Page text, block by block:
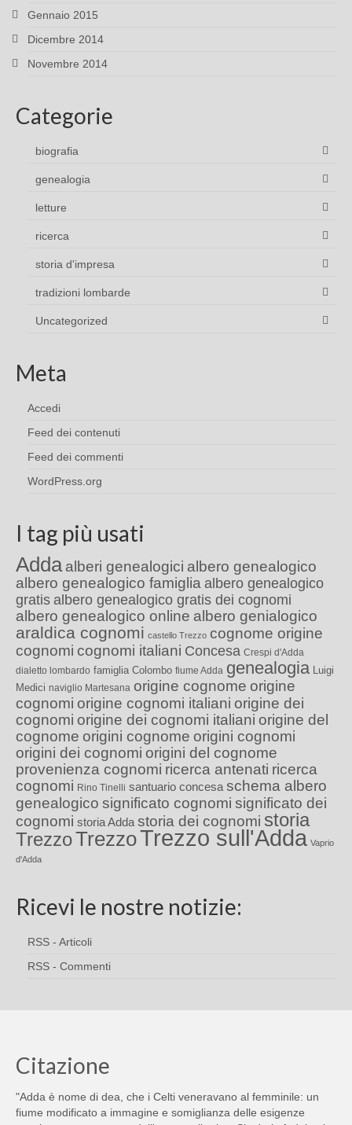
Gennaio 2015
Dicembre 2014
Novembre 2014
Categorie
biografia
genealogia
letture
ricerca
storia d'impresa
tradizioni lombarde
Uncategorized
Meta
Accedi
Feed dei contenuti
Feed dei commenti
WordPress.org
I tag più usati
Adda alberi genealogici albero genealogico
albero genealogico famiglia albero genealogico
gratis albero genealogico gratis dei cognomi
albero genealogico online albero genialogico
araldica cognomi castello Trezzo cognome origine
cognomi cognomi italiani Concesa Crespi d'Adda
dialetto lombardo famiglia Colombo fiume Adda genealogia Luigi
Medici naviglio Martesana origine cognome origine
cognomi origine cognomi italiani origine dei
cognomi origine dei cognomi italiani origine del
cognome origini cognome origini cognomi
origini dei cognomi origini del cognome
provenienza cognomi ricerca antenati ricerca
cognomi Rino Tinelli santuario concesa schema albero
genealogico significato cognomi significato dei
cognomi storia Adda storia dei cognomi storia
TrezzoTrezzoTrezzo sull'Adda Vaprio
d'Adda
Ricevi le nostre notizie:
RSS - Articoli
RSS - Commenti
Citazione
"Adda è nome di dea, che i Celti veneravano al femminile: un
fiume modificato a immagine e somiglianza delle esigenze